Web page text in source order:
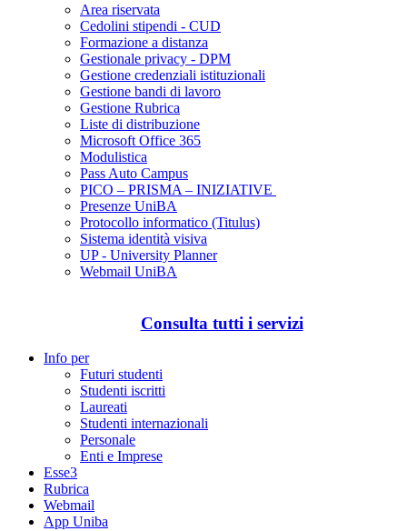
Area riservata
Cedolini stipendi - CUD
Formazione a distanza
Gestionale privacy - DPM
Gestione credenziali istituzionali
Gestione bandi di lavoro
Gestione Rubrica
Liste di distribuzione
Microsoft Office 365
Modulistica
Pass Auto Campus
PICO – PRISMA – INIZIATIVE
Presenze UniBA
Protocollo informatico (Titulus)
Sistema identità visiva
UP - University Planner
Webmail UniBA
Consulta tutti i servizi
Info per
Futuri studenti
Studenti iscritti
Laureati
Studenti internazionali
Personale
Enti e Imprese
Esse3
Rubrica
Webmail
App Uniba